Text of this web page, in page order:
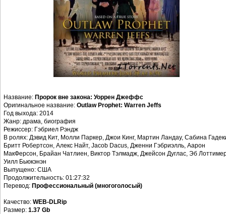
Название: Пророк вне закона: Уоррен Джеффс
Оригинальное название: Outlaw Prophet: Warren Jeffs
Год выхода: 2014
Жанр: драма, биография
Режиссер: Гэбриел Рэндж
В ролях: Дэвид Кит, Молли Паркер, Джои Кинг, Мартин Ландау, Сабина
Бритт Робертсон, Алекс Найт, Jacob Dacus, Дженни Гэбриэлль, Аарон
МакФерсон, Брайан Чатлиен, Виктор Тэлмадж, Джейсон Дуглас, Эб
Уилл Бьюкэнэн
Выпущено: США
Продолжительность: 01:27:32
Перевод: Профессиональный (многоголосый)
Качество: WEB-DLRip
Размер: 1.37 Gb